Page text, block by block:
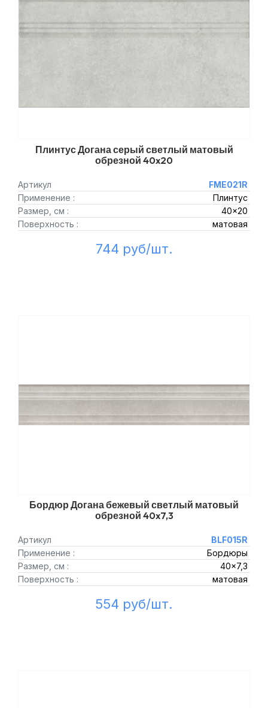
Плинтус Догана серый светлый матовый
обрезной 40x20
Артикул
FME021R
Применение :
Плинтус
Размер, см :
40x20
Поверхность :
матовая
744 руб/шт.
Бордюр Догана бежевый светлый матовый
обрезной 40x7,3
Артикул
BLF015R
Применение :
Бордюры
Размер, см :
40x7,3
Поверхность :
матовая
554 руб/шт.